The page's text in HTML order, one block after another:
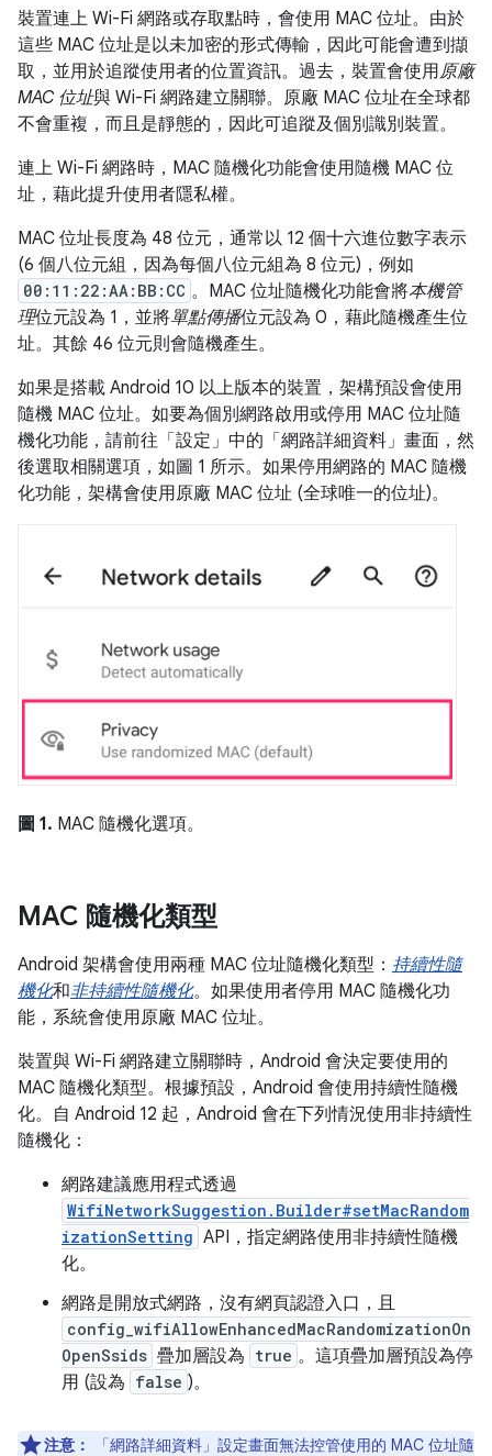
裝置連上 Wi-Fi 網路或存取點時，會使用 MAC 位址。由於
這些 MAC 位址是以未加密的形式傳輸，因此可能會遭到擷
取，並用於追蹤使用者的位置資訊。過去，裝置會使用原廠
MAC 位址與 Wi-Fi 網路建立關聯。原廠 MAC 位址在全球都
不會重複，而且是靜態的，因此可追蹤及個別識別裝置。
連上 Wi-Fi 網路時，MAC 隨機化功能會使用隨機 MAC 位
址，藉此提升使用者隱私權。
MAC 位址長度為 48 位元，通常以 12 個十六進位數字表示
(6 個八位元組，因為每個八位元組為 8 位元)，例如
00:11:22:AA:BB:CC 。MAC 位址隨機化功能會將本機管
理位元設為 1，並將單點傳播位元設為 0，藉此隨機產生位
址。其餘 46 位元則會隨機產生。
如果是搭載 Android 10 以上版本的裝置，架構預設會使用
隨機 MAC 位址。如要為個別網路啟用或停用 MAC 位址隨
機化功能，請前往「設定」 中的「網路詳細資料」 畫面，然
後選取相關選項，如圖 1 所示。如果停用網路的 MAC 隨機
化功能，架構會使用原廠 MAC 位址 (全球唯一的位址)。
圖 1. MAC 隨機化選項。
MAC 隨機化類型
Android 架構會使用兩種 MAC 位址隨機化類型： 持續性隨
機化和非持續性隨機化。如果使用者停用 MAC 隨機化功
能，系統會使用原廠 MAC 位址。
裝置與 Wi-Fi 網路建立關聯時，Android 會決定要使用的
MAC 隨機化類型。根據預設，Android 會使用持續性隨機
化。自 Android 12 起，Android 會在下列情況使用非持續性
隨機化：
網路建議應用程式透過
WifiNetworkSuggestion.Builder#setMacRandom
izationSetting API，指定網路使用非持續性隨機
化。
網路是開放式網路，沒有網頁認證入口，且
config_wifiAllowEnhancedMacRandomizationOn
OpenSsids 疊加層設為 true 。這項疊加層預設為停
用 (設為 false )。
注意： 「網路詳細資料」 設定畫面無法控管使用的 MAC 位址隨